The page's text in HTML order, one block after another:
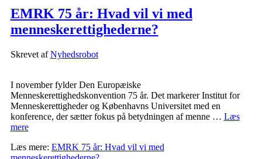
EMRK 75 år: Hvad vil vi med
menneskerettighederne?
Skrevet afNyhedsrobot
I november fylder Den Europæiske
Menneskerettighedskonvention 75 år. Det markerer Institut for
Menneskerettigheder og Københavns Universitet med en
konference, der sætter fokus på betydningen af menne … Læs
mere
Læs mere: EMRK 75 år: Hvad vil vi med